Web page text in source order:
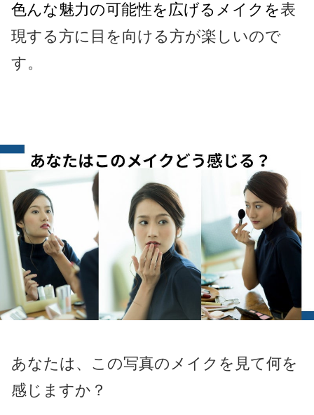
色んな魅力の可能性を広げるメイクを表
現する方に目を向ける方が楽しいので
す。
あなたは、この写真のメイクを見て何を
感じますか？